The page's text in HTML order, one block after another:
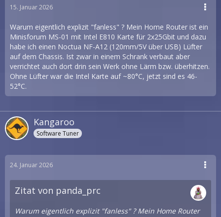
15. Januar 2026
Warum eigentlich explizit "fanless" ? Mein Home Router ist ein
Minisforum MS-01 mit Intel E810 Karte für 2x25Gbit und dazu
habe ich einen Noctua NF-A12 (120mm/5V über USB) Lüfter
auf dem Chassis. Ist zwar in einem Schrank verbaut aber
verrichtet auch dort drin sein Werk ohne Lärm bzw. überhitzen.
Ohne Lüfter war die Intel Karte auf ~80°C, jetzt sind es 46-
52°C.
Kangaroo
Software Tuner
24. Januar 2026
Zitat von panda_prc
Warum eigentlich explizit "fanless" ? Mein Home Router